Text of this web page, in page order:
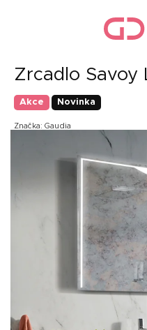
Zrcadlo Savoy
Akce Novinka
Značka: Gaudia